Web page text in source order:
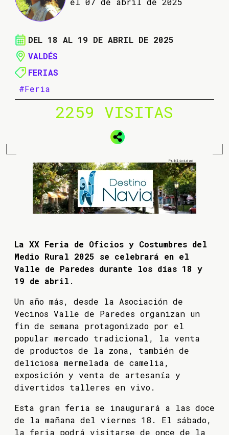
DEL 18 AL 19 DE ABRIL DE 2025
VALDÉS
FERIAS
#Feria
2259 VISITAS
La XX Feria de Oficios y Costumbres del
Medio Rural 2025 se celebrará en el
Valle de Paredes durante los días 18 y
19 de abril .
Un año más, desde la Asociación de
Vecinos Valle de Paredes organizan un
fin de semana protagonizado por el
popular mercado tradicional, la venta
de productos de la zona, también de
deliciosa mermelada de camelia,
exposición y venta de artesanía y
divertidos talleres en vivo.
Esta gran feria se inaugurará a las doce
de la mañana del viernes 18. El sábado,
la feria podrá visitarse de once de la